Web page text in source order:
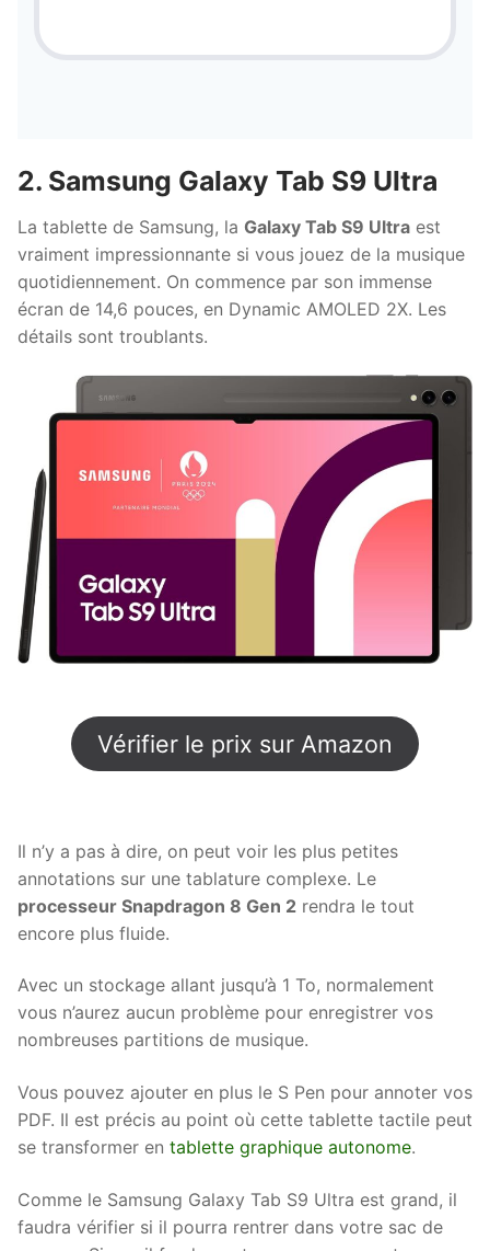
2. Samsung Galaxy Tab S9 Ultra
La tablette de Samsung, la Galaxy Tab S9 Ultra est
vraiment impressionnante si vous jouez de la musique
quotidiennement. On commence par son immense
écran de 14,6 pouces, en Dynamic AMOLED 2X. Les
détails sont troublants.
Vérifier le prix sur Amazon
Il n’y a pas à dire, on peut voir les plus petites
annotations sur une tablature complexe. Le
processeur Snapdragon 8 Gen 2 rendra le tout
encore plus fluide.
Avec un stockage allant jusqu’à 1 To, normalement
vous n’aurez aucun problème pour enregistrer vos
nombreuses partitions de musique.
Vous pouvez ajouter en plus le S Pen pour annoter vos
PDF. Il est précis au point où cette tablette tactile peut
se transformer en tablette graphique autonome.
Comme le Samsung Galaxy Tab S9 Ultra est grand, il
faudra vérifier si il pourra rentrer dans votre sac de